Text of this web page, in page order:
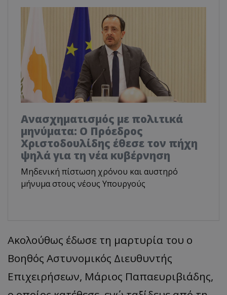
Ανασχηματισμός με πολιτικά
μηνύματα: Ο Πρόεδρος
Χριστοδουλίδης έθεσε τον πήχη
ψηλά για τη νέα κυβέρνηση
Μηδενική πίστωση χρόνου και αυστηρό
μήνυμα στους νέους Υπουργούς
Ακολούθως έδωσε τη μαρτυρία του ο
Βοηθός Αστυνομικός Διευθυντής
Επιχειρήσεων, Μάριος Παπαευριβιάδης,